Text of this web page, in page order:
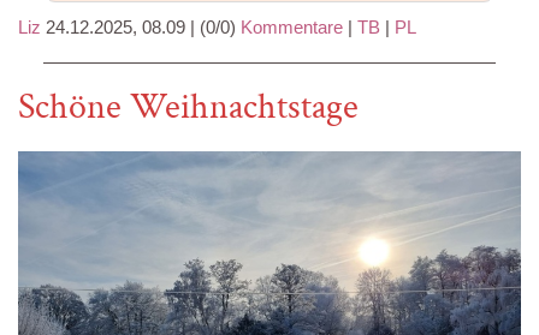
Liz 24.12.2025, 08.09 | (0/0) Kommentare | TB | PL
Schöne Weihnachtstage